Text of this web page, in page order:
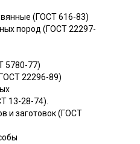
(ГОСТ 616-83)
пород (ГОСТ 22297-
5780-77)
22296-89)
13-28-74).
и заготовок (ГОСТ